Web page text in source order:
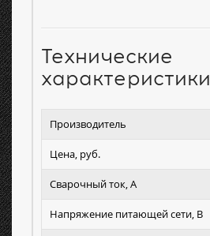
Технические
характеристики
Производитель
Цена, руб.
Сварочный ток, А
Напряжение питающей сети, В